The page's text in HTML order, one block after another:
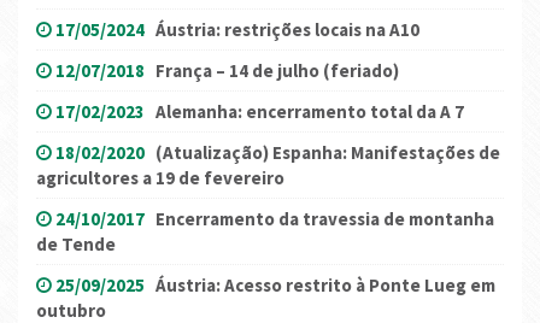
17/05/2024 Áustria: restrições locais na A10
12/07/2018 França – 14 de julho (feriado)
17/02/2023 Alemanha: encerramento total da A 7
18/02/2020 (Atualização) Espanha: Manifestações de
agricultores a 19 de fevereiro
24/10/2017 Encerramento da travessia de montanha
de Tende
25/09/2025 Áustria: Acesso restrito à Ponte Lueg em
outubro